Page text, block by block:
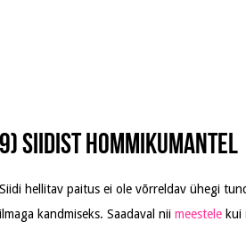
9) Siidist hommikumantel
Siidi hellitav paitus ei ole võrreldav ühegi
ilmaga kandmiseks. Saadaval nii meestele kui